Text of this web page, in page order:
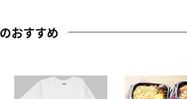
おすすめ